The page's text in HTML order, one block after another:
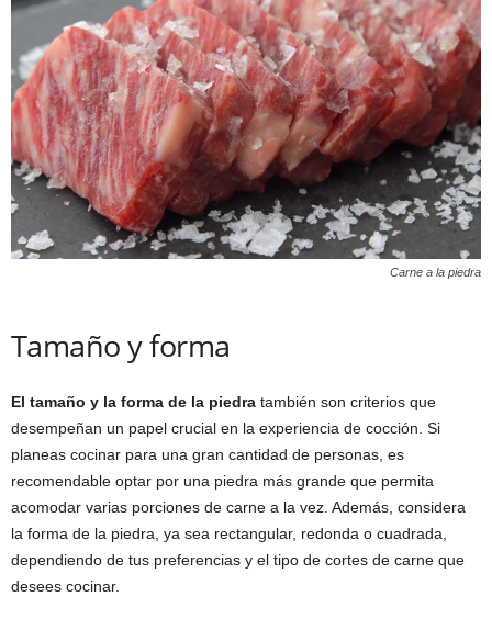
Carne a la piedra
Tamaño y forma
El tamaño y la forma de la piedra también son criterios que
desempeñan un papel crucial en la experiencia de cocción. Si
planeas cocinar para una gran cantidad de personas, es
recomendable optar por una piedra más grande que permita
acomodar varias porciones de carne a la vez. Además, considera
la forma de la piedra, ya sea rectangular, redonda o cuadrada,
dependiendo de tus preferencias y el tipo de cortes de carne que
desees cocinar.